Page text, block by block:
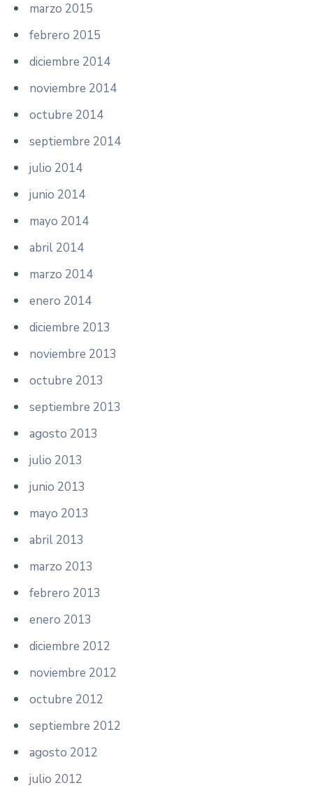
marzo 2015
febrero 2015
diciembre 2014
noviembre 2014
octubre 2014
septiembre 2014
julio 2014
junio 2014
mayo 2014
abril 2014
marzo 2014
enero 2014
diciembre 2013
noviembre 2013
octubre 2013
septiembre 2013
agosto 2013
julio 2013
junio 2013
mayo 2013
abril 2013
marzo 2013
febrero 2013
enero 2013
diciembre 2012
noviembre 2012
octubre 2012
septiembre 2012
agosto 2012
julio 2012